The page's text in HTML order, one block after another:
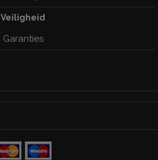
Veiligheid
Garanties